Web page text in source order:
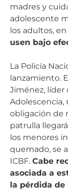
madres y
adolescente
los adultos,
usen bajo
La Policía
lanzamiento.
Jiménez, líder
obligación de
patrulla
los menores
quemado, se
ICBF. Cabe
asociada a
la pérdida